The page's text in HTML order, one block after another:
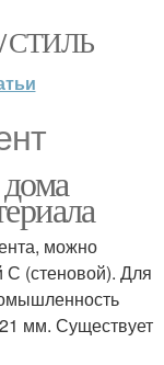
СТИЛЬ
можно
С (стеновой). Для
мм. Существует